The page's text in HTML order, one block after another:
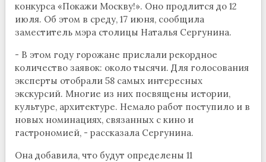
конкурса «Покажи Москву!». Оно продлится до 12
июля. Об этом в среду, 17 июня, сообщила
заместитель мэра столицы Наталья Сергунина.
- В этом году горожане прислали рекордное
количество заявок: около тысячи. Для голосования
эксперты отобрали 58 самых интересных
экскурсий. Многие из них посвящены истории,
культуре, архитектуре. Немало работ поступило и в
новых номинациях, связанных с кино и
гастрономией, - рассказала Сергунина.
Она добавила, что будут определены 11